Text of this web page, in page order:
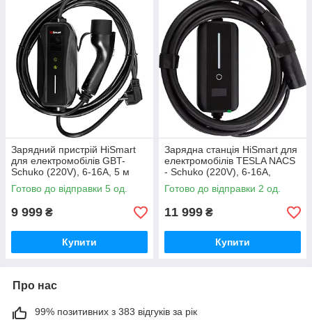
Зарядний пристрій HiSmart
для електромобілів GBT-
Schuko (220V), 6-16A, 5 м
Готово до відправки 5 од.
9 999 ₴
Купити
Зарядна станція HiSmart для
електромобілів TESLA NACS
- Schuko (220V), 6-16A,
3.5kW, 1-phase, 5м
Готово до відправки 2 од.
11 999 ₴
Купити
Про нас
99% позитивних з 383 відгуків за рік